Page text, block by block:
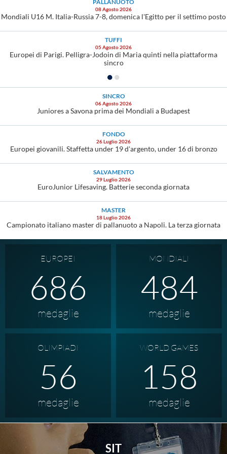
PALLANUOTO
08 Agosto 2026
Mondiali U16 M. Italia-Russia 7-8, domenica l'Egitto per il settimo posto
TUFFI
05 Agosto 2026
Europei di Parigi. Pelligra-Jodoin di Maria quinti nella piattaforma
sincro
SINCRO
06 Agosto 2026
Juniores a Savona prima dei Mondiali a Budapest
FONDO
26 Luglio 2026
Europei giovanili. Staffetta under 19 d'argento, under 16 di bronzo
SALVAMENTO
29 Luglio 2026
EuroJunior Lifesaving. Batterie seconda giornata
MASTER
18 Luglio 2026
Campionato italiano master di pallanuoto a Napoli. La terza giornata
EUROPEI
965
medaglie
MONDIALI
484
medaglie
OLIMPIADI
56
medaglie
WORLD GAMES
158
medaglie
SIT